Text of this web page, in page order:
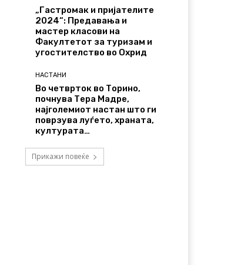
„Гастромак и пријателите
2024“: Предавања и
мастер класови на
Факултетот за туризам и
угостителство во Охрид
НАСТАНИ
Во четврток во Торино,
почнува Тера Мадре,
најголемиот настан што ги
поврзува луѓето, храната,
културата…
Прикажи повеќе